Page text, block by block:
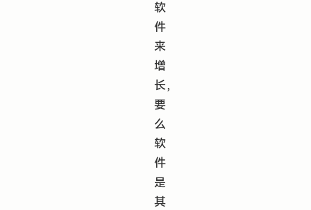
软
件
来
增
长，
要
么
软
件
是
其